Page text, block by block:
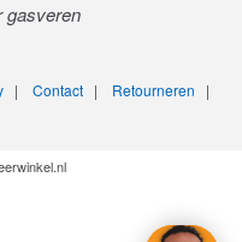
gasveren
| Contact| Retourneren |